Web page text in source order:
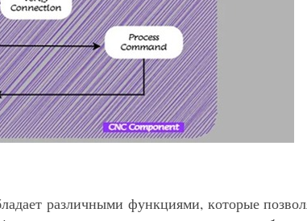
различными функциями, которые